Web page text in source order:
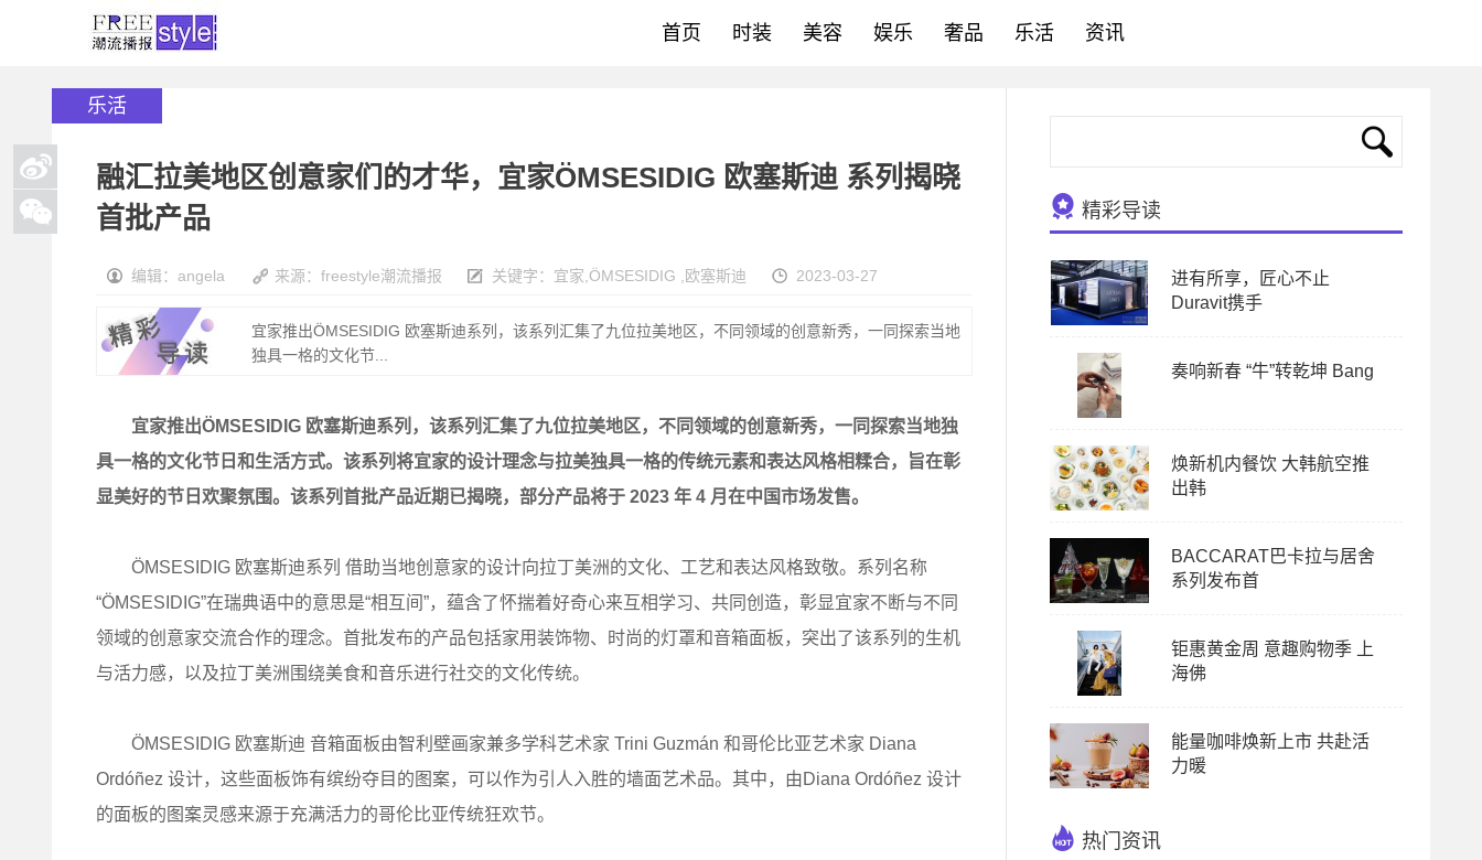
首页 时装 美容 娱乐 奢品 乐活 资讯
乐活
融汇拉美地区创意家们的才华，宜家ÖMSESIDIG 欧塞斯迪 系列揭晓
首批产品
编辑：angela 来源：freestyle潮流播报 关键字： 宜家 ÖMSESIDIG 欧塞斯迪 2023-03-27
宜家推出ÖMSESIDIG 欧塞斯迪系列，该系列汇集了九位拉美地区，不同领域的创意新秀，一同探索当地
独具一格的文化节...
宜家推出ÖMSESIDIG 欧塞斯迪系列，该系列汇集了九位拉美地区，不同领域的创意新秀，一同探索当地独
具一格的文化节日和生活方式。该系列将宜家的设计理念与拉美独具一格的传统元素和表达风格相糅合，旨在彰
显美好的节日欢聚氛围。该系列首批产品近期已揭晓，部分产品将于 2023 年 4 月在中国市场发售。
ÖMSESIDIG 欧塞斯迪系列 借助当地创意家的设计向拉丁美洲的文化、工艺和表达风格致敬。系列名称
“ÖMSESIDIG”在瑞典语中的意思是“相互间”，蕴含了怀揣着好奇心来互相学习、共同创造，彰显宜家不断与不同
领域的创意家交流合作的理念。首批发布的产品包括家用装饰物、时尚的灯罩和音箱面板，突出了该系列的生机
与活力感，以及拉丁美洲围绕美食和音乐进行社交的文化传统。
ÖMSESIDIG 欧塞斯迪 音箱面板由智利壁画家兼多学科艺术家 Trini Guzmán 和哥伦比亚艺术家 Diana
Ordóñez 设计，这些面板饰有缤纷夺目的图案，可以作为引人入胜的墙面艺术品。其中，由Diana Ordóñez 设计
的面板的图案灵感来源于充满活力的哥伦比亚传统狂欢节。
精彩导读
进有所享，匠心不止
Duravit携手
奏响新春 “牛”转乾坤 Bang
焕新机内餐饮 大韩航空推
出韩
BACCARAT巴卡拉与居舍
系列发布首
钜惠黄金周 意趣购物季 上
海佛
能量咖啡焕新上市 共赴活
力暖
热门资讯